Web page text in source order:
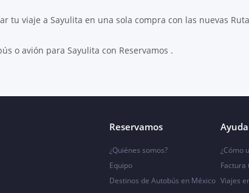
tu viaje a Sayulita en una sola compra con las nuevas
o avión para Sayulita con Reservamos .
Reservamos
¿Quiénes somos?
Equipo
Destinos de Autobús en México
¿Cómo
Factura
Viajes